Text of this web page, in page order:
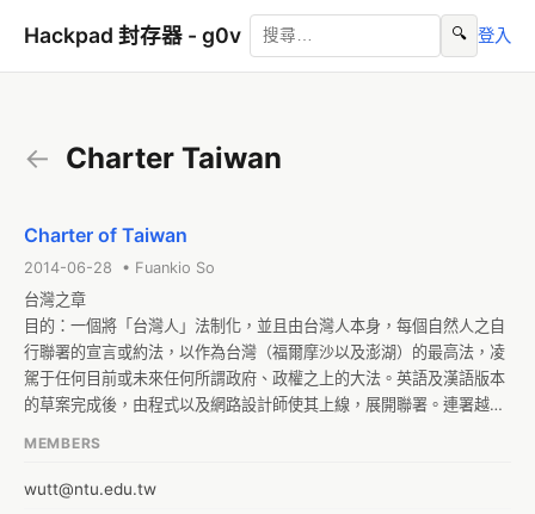
Hackpad 封存器 - g0v 🔍 登入
← Charter Taiwan
Charter of Taiwan
2014-06-28 • Fuankio So
台灣之章
目的：一個將「台灣人」法制化，並且由台灣人本身，每個自然人之自
行聯署的宣言或約法，以作為台灣（福爾摩沙以及澎湖）的最高法，凌
駕于任何目前或未來任何所謂政府、政權之上的大法。英語及漢語版本
的草案完成後，由程式以及網路設計師使其上線，展開聯署。連署越
的彼此約法。Supreme Law of the Land!
MEMBERS
wutt@ntu.edu.tw